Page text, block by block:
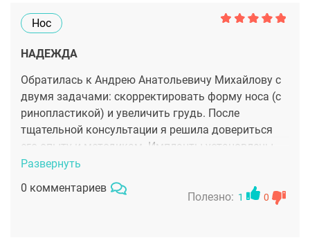
Нос
НАДЕЖДА
Обратилась к Андрею Анатольевичу Михайлову с
двумя задачами: скорректировать форму носа (с
ринопластикой) и увеличить грудь. После
тщательной консультации я решила довериться
его опыту и методикам. Импланты установлены
через минимальный микроразрез — после
операции практически не видно, что была
маммопластика. Я чувствую себя комфортно,
Развернуть
0 комментариев
Полезно: 1 0